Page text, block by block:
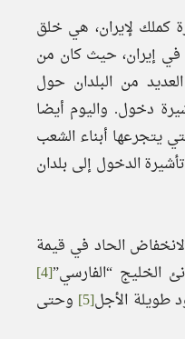
كملك لإيران، هي خلق
في إيران، حيث كان من
من البلدان حول
دخول. واليوم أيضا
يتجرعها أبناء الشعب
الدخول إلى بلدان
الحاد في قيمة
الخليج “الفارسي”[4]
طويلة الأجل[5]
وحتى